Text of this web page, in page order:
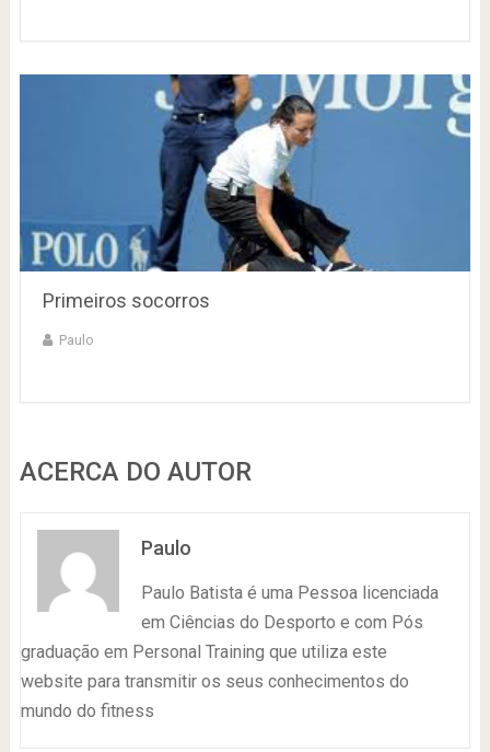
Primeiros socorros
Paulo
ACERCA DO AUTOR
Paulo
Paulo Batista é uma Pessoa licenciada
em Ciências do Desporto e com Pós
graduação em Personal Training que utiliza este
website para transmitir os seus conhecimentos do
mundo do fitness